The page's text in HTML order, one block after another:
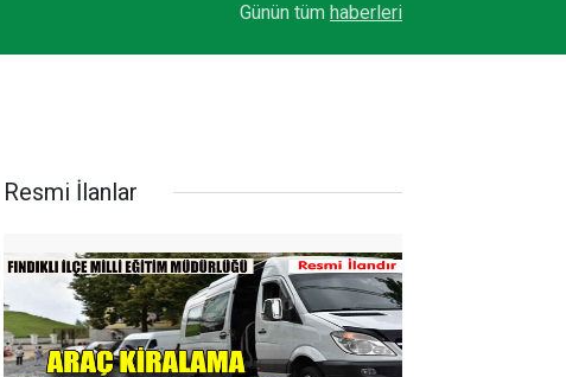
getiremezsiniz
Günün tüm haberleri
Resmi İlanlar